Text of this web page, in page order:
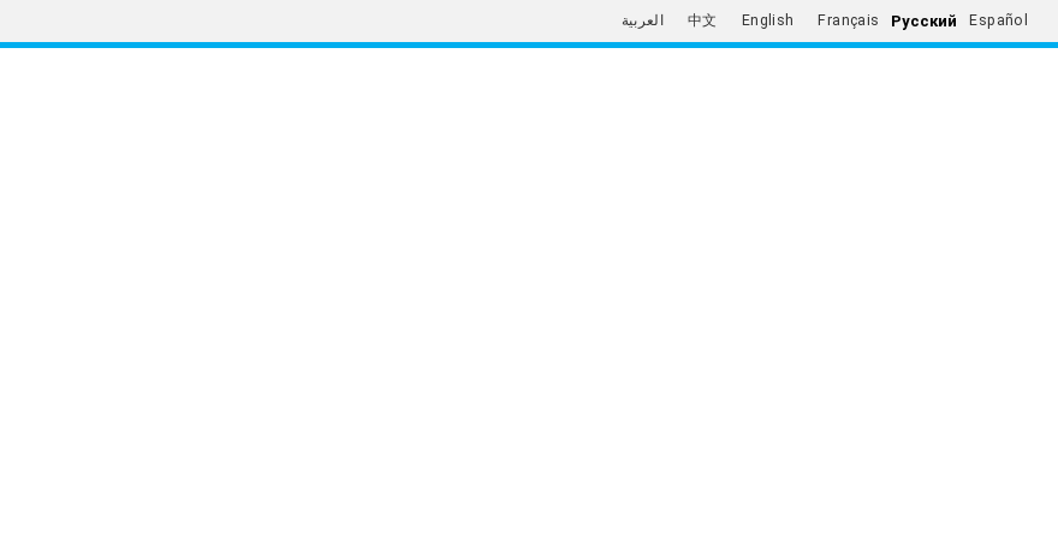
العربية 中文 English Français Русский Español